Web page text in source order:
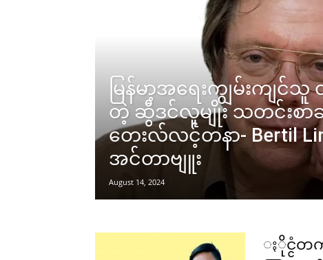
မြန်မာ့အရေးကျွမ်းကျင်သူ
တဲ့ ဆွီဒင်လူမျိုး သတင်းစာ
တေးလ်လင့်တနာ- Bertil
အင်တာဗျူး
August 14, 2024
ႏိုင္ငံတ